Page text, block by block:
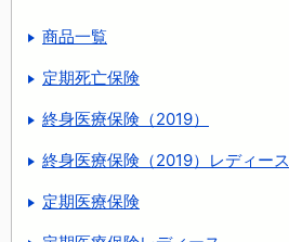
商品一覧
定期死亡保険
終身医療保険（2019）
終身医療保険（2019）レディース
定期医療保険